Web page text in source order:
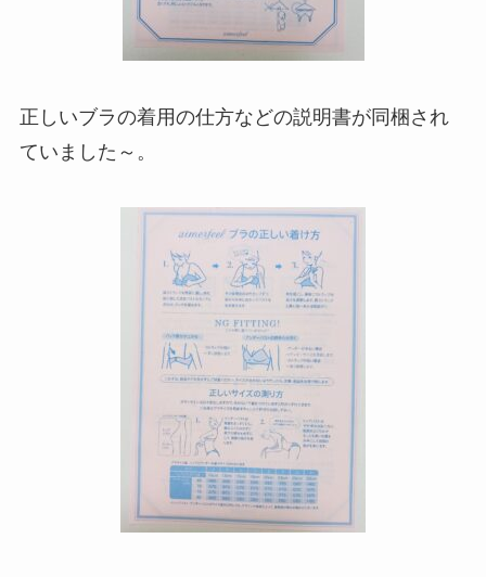
正しいブラの着用の仕方などの説明書が同梱され
ていました～。